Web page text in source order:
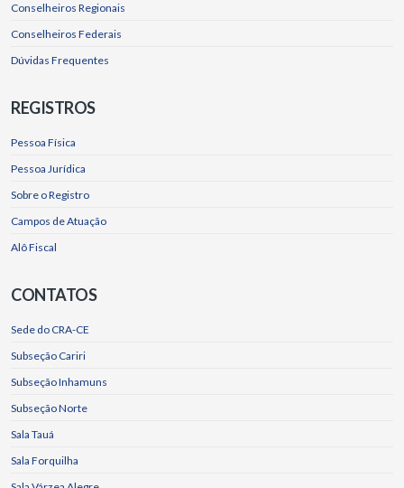
Conselheiros Regionais
Conselheiros Federais
Dúvidas Frequentes
REGISTROS
Pessoa Física
Pessoa Jurídica
Sobre o Registro
Campos de Atuação
Alô Fiscal
CONTATOS
Sede do CRA-CE
Subseção Cariri
Subseção Inhamuns
Subseção Norte
Sala Tauá
Sala Forquilha